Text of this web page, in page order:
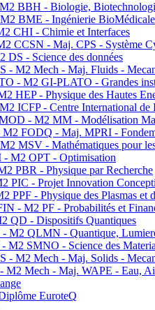
BBH - Biologie,
BME - Ingénierie BioMédicale
CHI - Chimie et Interfaces
CCSN - Maj. CPS - Système
DS - Science des données
- M2 Mech - Maj. Fluids -
- M2 GI-PLATO - Grandes
HEP - Physique des Hautes
ICFP - Centre International de
- M2 MM - Modélisation
FODQ - Maj. MPRI -
MSV - Mathématiques pour
M2 OPT - Optimisation
PBR - Physique par Recherche
PIC - Projet Innovation
PPF - Physique des Plasmas et
- M2 PF - Probabilités et
QD - Dispositifs Quantiques
M2 QLMN - Quantique,
M2 SMNO - Science des
- M2 Mech - Maj. Solids -
M2 Mech - Maj. WAPE - Eau,
EuroteQ